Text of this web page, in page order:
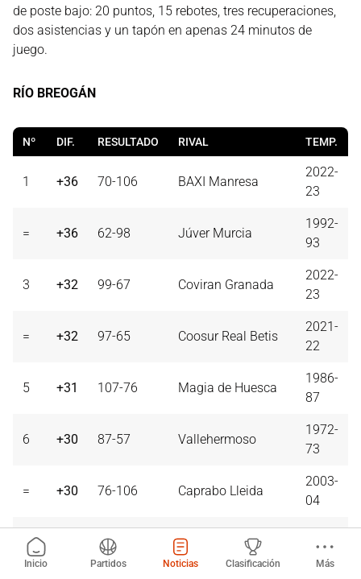
de poste bajo: 20 puntos, 15 rebotes, tres recuperaciones,
dos asistencias y un tapón en apenas 24 minutos de
juego.
RÍO BREOGÁN
Nº DIF. RESULTADO RIVAL TEMP.
1 +36 70-106 BAXI Manresa
2022-
23
= +36 62-98 Júver Murcia
1992-
93
3 +32 99-67 Coviran Granada
2022-
23
= +32 97-65 Coosur Real Betis
2021-
22
5 +31 107-76 Magia de Huesca
1986-
87
6 +30 87-57 Vallehermoso
1972-
73
= +30 76-106 Caprabo Lleida
2003-
04
8 108-80 Argal Huesca
1993-
94
Inicio Partidos Noticias Clasificación Más